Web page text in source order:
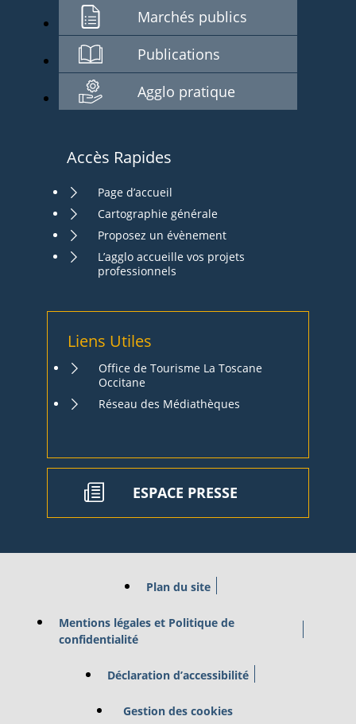
Marchés publics
Publications
Agglo pratique
Accès Rapides
Page d’accueil
Cartographie générale
Proposez un évènement
L’agglo accueille vos projets
professionnels
Liens Utiles
Office de Tourisme La Toscane
Occitane
Réseau des Médiathèques
ESPACE PRESSE
Plan du site
Mentions légales et Politique de
confidentialité
Déclaration d’accessibilité
Gestion des cookies